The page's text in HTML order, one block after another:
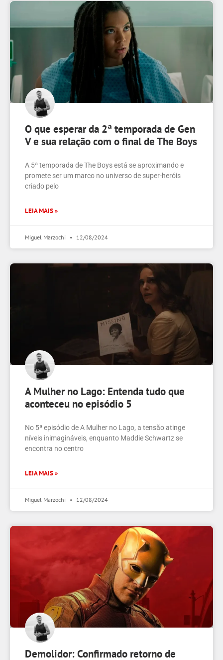
O que esperar da 2ª temporada de Gen
V e sua relação com o final de The Boys
A 5ª temporada de The Boys está se aproximando e
promete ser um marco no universo de super-heróis
criado pelo
LEIA MAIS »
Miguel Marzochi 12/08/2024
A Mulher no Lago: Entenda tudo que
aconteceu no episódio 5
No 5ª episódio de A Mulher no Lago, a tensão atinge
níveis inimagináveis, enquanto Maddie Schwartz se
encontra no centro
LEIA MAIS »
Miguel Marzochi 12/08/2024
Demolidor: Confirmado retorno de